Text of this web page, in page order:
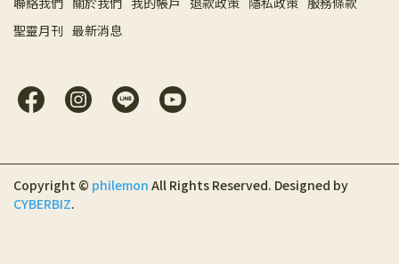
聖靈月刊 最新消息
Copyright © philemon All Rights Reserved. Designed by
CYBERBIZ.